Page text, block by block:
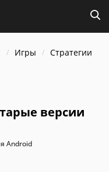
Игры
Стратегии
версии
Android